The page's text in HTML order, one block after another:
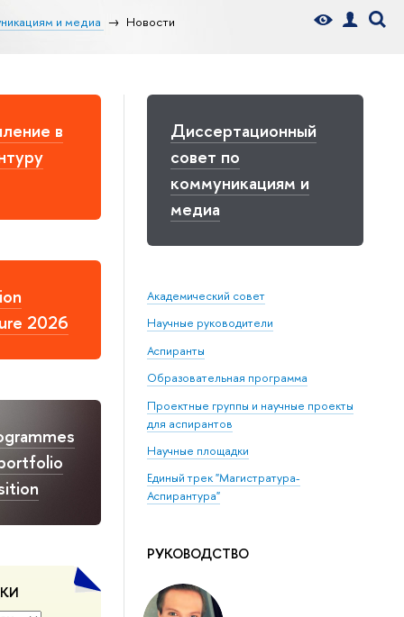
и медиа Новости
в
2026
Диссертационный
совет по
коммуникациям и
медиа
Академический совет
Научные руководители
Аспиранты
Образовательная программа
Проектные группы и научные проекты
для аспирантов
Научные площадки
Единый трек "Магистратура-
Аспирантура"
РУКОВОДСТВО